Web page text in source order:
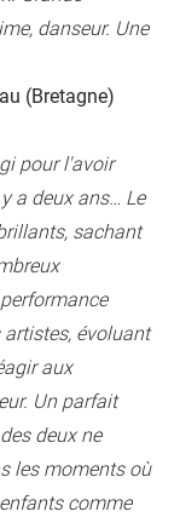
danseur. Une
(Bretagne)
pour l'avoir
a deux ans… Le
sachant
évoluant
aux
Un parfait
deux ne
les moments où
comme